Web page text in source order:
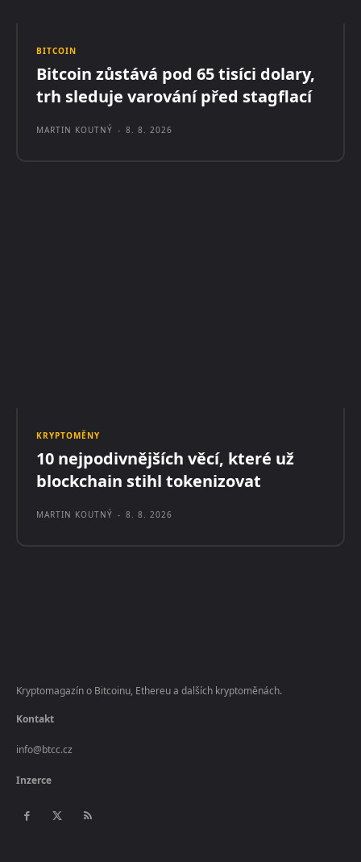
BITCOIN
Bitcoin zůstává pod 65 tisíci dolary,
trh sleduje varování před stagflací
MARTIN KOUTNÝ - 8. 8. 2026
KRYPTOMĚNY
10 nejpodivnějších věcí, které už
blockchain stihl tokenizovat
MARTIN KOUTNÝ - 8. 8. 2026
Kryptomagazín o Bitcoinu, Ethereu a dalších kryptoměnách.
Kontakt
info@btcc.cz
Inzerce